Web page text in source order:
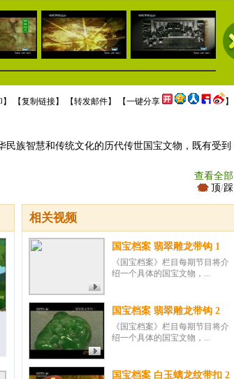
】 【复制链接】 【转发邮件】 【一键分享 】
民族智慧和传统文化的历代传世国宝文物，既有受到
查看全部
顶/踩
相关视频
国宝档案 翡翠雕龙带钩 1
《国宝档案》栏目每期节目将介
绍一个具体的国宝文物，...
国宝档案 翡翠雕龙带钩 2
《国宝档案》栏目每期节目将介
绍一个具体的国宝文物，...
国宝档案 白玉螭龙纹带扣 2